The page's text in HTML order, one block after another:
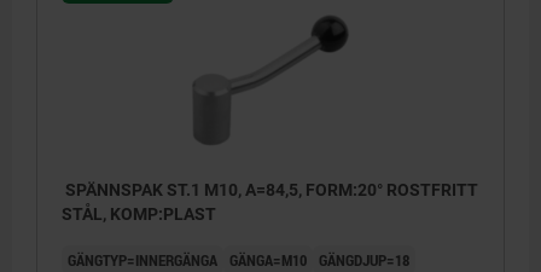
SPÄNNSPAK ST.1 M10, A=84,5, FORM:20° ROSTFRITT
STÅL, KOMP:PLAST
GÄNGTYP=INNERGÄNGA GÄNGA=M10
GÄNGDJUP=18